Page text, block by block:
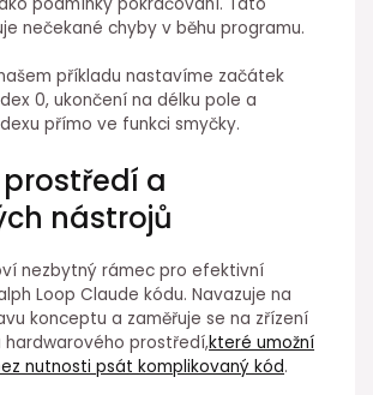
nečekané chyby⁤ v běhu programu.
příkladu nastavíme začátek
0, ukončení na délku pole a
přímo ve⁣ funkci⁢ smyčky.
a
nástrojů
nezbytný rámec pro efektivní
Loop Claude kódu.⁤ Navazuje na
konceptu a ⁢zaměřuje se na zřízení
prostředí,které ⁣umožní
nutnosti ⁤psát komplikovaný kód.